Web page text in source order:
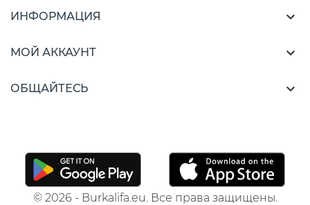
ИНФОРМАЦИЯ 
МОЙ АККАУНТ 
ОБЩАЙТЕСЬ 
© 2026 - Burkalifa.eu. Все права защищены.